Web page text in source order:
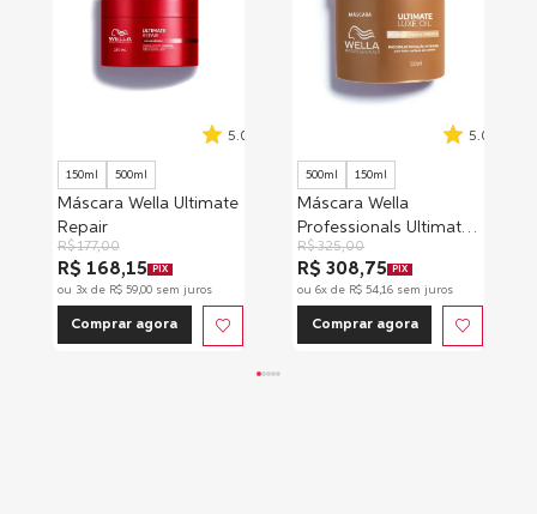
5.0
150ml 500ml
Máscara Wella Ultimate
Repair
R$ 177,00
R$ 168,15 PIX
ou 3x de R$ 59,00sem juros
Comprar agora
5.0
500ml 150ml
Máscara Wella
Professionals Ultimate
Luxe Oil
R$ 325,00
R$ 308,75 PIX
ou6x de R$ 54,16 sem juros
Comprar agora